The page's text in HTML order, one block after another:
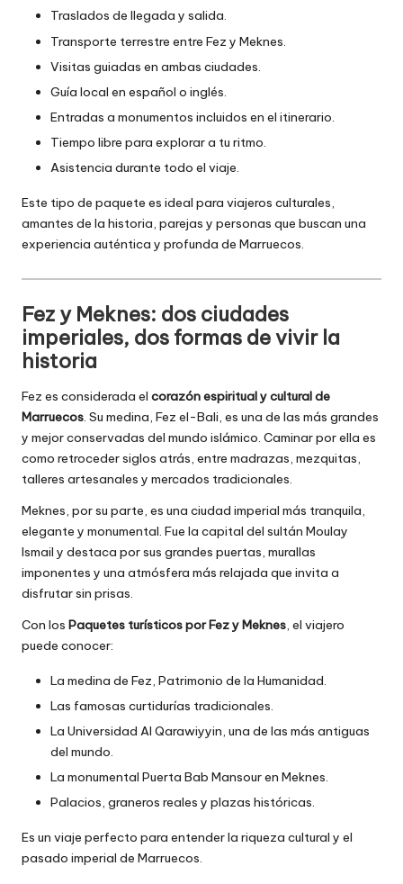
Traslados de llegada y salida.
Transporte terrestre entre Fez y Meknes.
Visitas guiadas en ambas ciudades.
Guía local en español o inglés.
Entradas a monumentos incluidos en el itinerario.
Tiempo libre para explorar a tu ritmo.
Asistencia durante todo el viaje.
Este tipo de paquete es ideal para viajeros culturales,
amantes de la historia, parejas y personas que buscan una
experiencia auténtica y profunda de Marruecos.
Fez y Meknes: dos ciudades
imperiales, dos formas de vivir la
historia
Fez es considerada el corazón espiritual y cultural de
Marruecos. Su medina, Fez el-Bali, es una de las más grandes
y mejor conservadas del mundo islámico. Caminar por ella es
como retroceder siglos atrás, entre madrazas, mezquitas,
talleres artesanales y mercados tradicionales.
Meknes, por su parte, es una ciudad imperial más tranquila,
elegante y monumental. Fue la capital del sultán Moulay
Ismail y destaca por sus grandes puertas, murallas
imponentes y una atmósfera más relajada que invita a
disfrutar sin prisas.
Con los Paquetes turísticos por Fez y Meknes, el viajero
puede conocer:
La medina de Fez, Patrimonio de la Humanidad.
Las famosas curtidurías tradicionales.
La Universidad Al Qarawiyyin, una de las más antiguas
del mundo.
La monumental Puerta Bab Mansour en Meknes.
Palacios, graneros reales y plazas históricas.
Es un viaje perfecto para entender la riqueza cultural y el
pasado imperial de Marruecos.